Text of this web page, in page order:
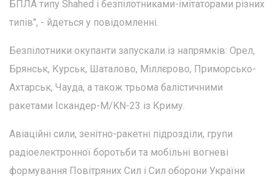
БПЛА типу Shahed і безпілотниками-імітаторами різних
типів", - йдеться у повідомленні.
Безпілотники окупанти запускали із напрямків: Орел,
Брянськ, Курськ, Шаталово, Міллєрово, Приморсько-
Ахтарськ, Чауда, а також трьома балістичними
ракетами Іскандер-М/KN-23 із Криму.
Авіаційні сили, зенітно-ракетні підрозділи, групи
радіоелектронної боротьби та мобільні вогневі
формування Повітряних Сил і Сил оборони України